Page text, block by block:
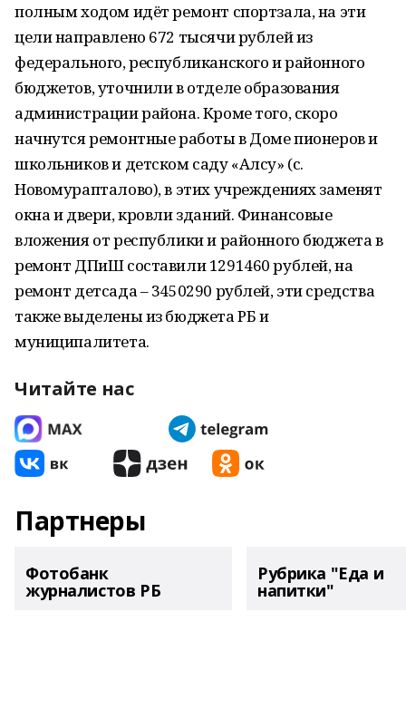
полным ходом идёт ремонт спортзала, на эти
цели направлено 672 тысячи рублей из
федерального, республиканского и районного
бюджетов, уточнили в отделе образования
администрации района. Кроме того, скоро
начнутся ремонтные работы в Доме пионеров и
школьников и детском саду «Алсу» (с.
Новомурапталово), в этих учреждениях заменят
окна и двери, кровли зданий. Финансовые
вложения от республики и районного бюджета в
ремонт ДПиШ составили 1291460 рублей, на
ремонт детсада – 3450290 рублей, эти средства
также выделены из бюджета РБ и
муниципалитета.
Читайте нас
Партнеры
Фотобанк
журналистов РБ
Рубрика "Еда и
напитки"